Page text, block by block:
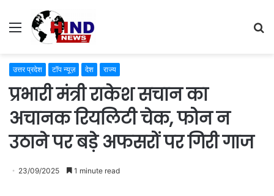
Menu
उत्तर प्रदेश टॉप न्यूज़ देश राज्य
प्रभारी मंत्री राकेश सचान का
अचानक रियलिटी चेक, फोन न
उठाने पर बड़े अफसरों पर गिरी गाज
23/09/2025 1 minute read